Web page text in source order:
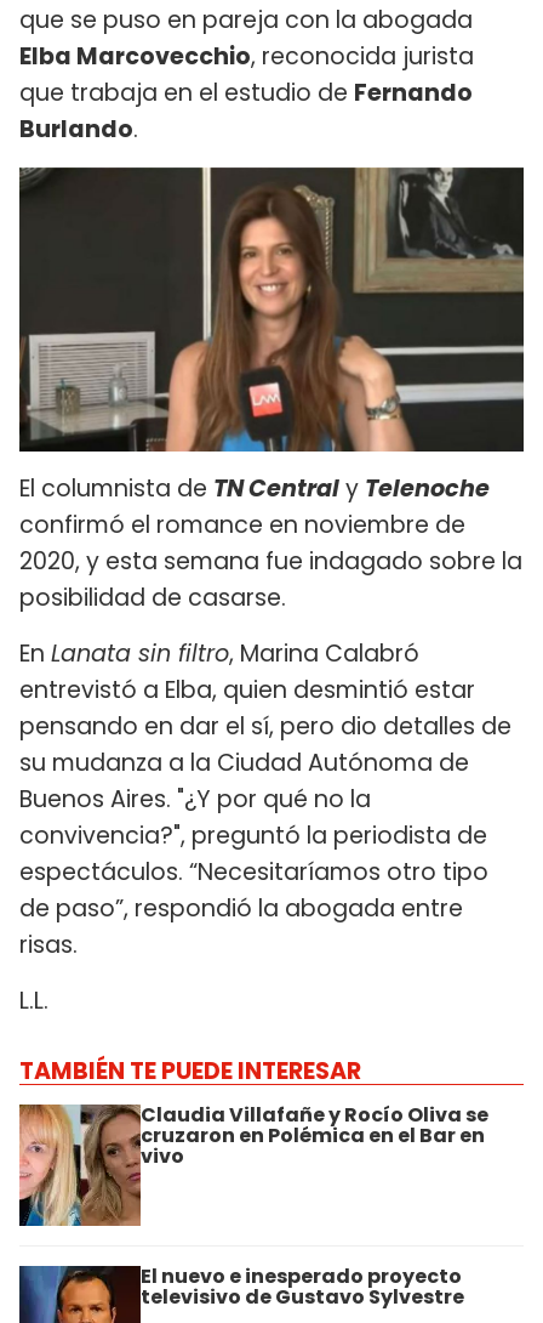
que se puso en pareja con la abogada
Elba Marcovecchio, reconocida jurista
que trabaja en el estudio de Fernando
Burlando.
El columnista de TN Centraly Telenoche
confirmó el romance en noviembre de
2020, y esta semana fue indagado sobre la
posibilidad de casarse.
En Lanata sin filtro, Marina Calabró
entrevistó a Elba, quien desmintió estar
pensando en dar el sí, pero dio detalles de
su mudanza a la Ciudad Autónoma de
Buenos Aires. "¿Y por qué no la
convivencia?", preguntó la periodista de
espectáculos. “Necesitaríamos otro tipo
de paso”, respondió la abogada entre
risas.
L.L.
TAMBIÉN TE PUEDE INTERESAR
Claudia Villafañe y Rocío Oliva se
cruzaron en Polémica en el Bar en
vivo
El nuevo e inesperado proyecto
televisivo de Gustavo Sylvestre